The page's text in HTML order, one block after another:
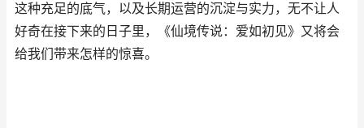
这种充足的底气，以及长期运营的沉淀与实力，无不让人
好奇在接下来的日子里，《仙境传说：爱如初见》又将会
给我们带来怎样的惊喜。